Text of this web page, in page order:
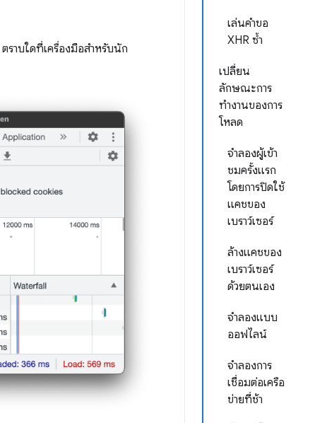
เล่นคำขอ
XHR ซ้ำ
เปลี่ยน
ลักษณะการ
ทำงานของการ
โหลด
จำลองผู้เข้า
ชมครั้งแรก
โดยการปิดใช้
แคชของ
เบราว์เซอร์
ล้างแคชของ
เบราว์เซอร์
ด้วยตนเอง
จำลองแบบ
ออฟไลน์
จำลองการ
เชื่อมต่อเครือ
ข่ายที่ช้า
ตราบใดที่เครื่องมือสำหรับนัก